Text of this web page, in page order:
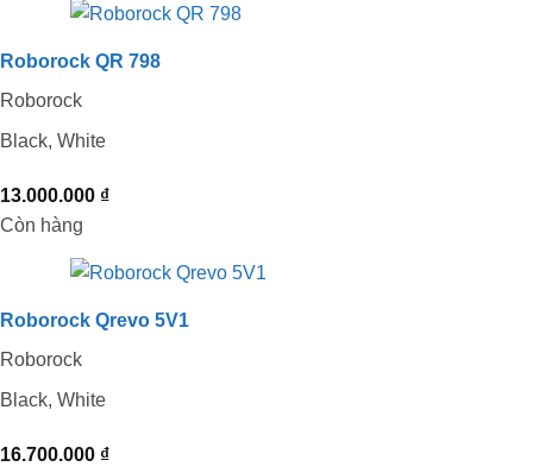
Roborock QR 798
Roborock
Black, White
13.000.000 ₫
Còn hàng
Roborock Qrevo 5V1
Roborock
Black, White
16.700.000 ₫